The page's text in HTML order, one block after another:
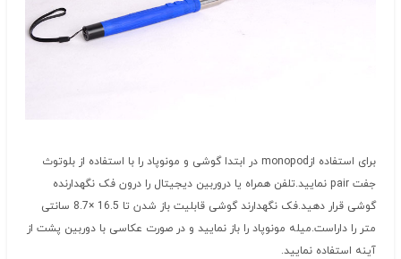
برای استفاده ازmonopod در ابتدا گوشی و مونوپاد را با استفاده از بلوتوث
جفت pair نمایید.تلفن همراه یا دروربین دیجیتال را درون فک نگهدارنده
گوشی قرار دهید.فک نگهدارند گوشی قابلیت باز شدن تا 16.5 ×
8.7 سانتی
متر را داراست.میله مونوپاد را باز نمایید و در صورت عکاسی با دوربین پشت از
آینه استفاده نمایید.